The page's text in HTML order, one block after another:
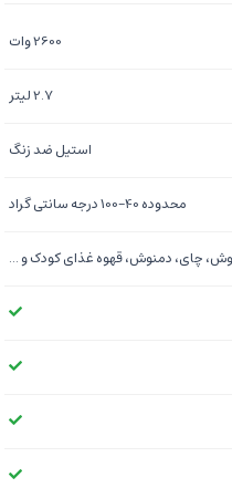
2600 وات
2.7 لیتر
استیل ضد زنگ
محدوده 40-100 درجه سانتی گراد
چای، دمنوش، قهوه غذای کودک و ...